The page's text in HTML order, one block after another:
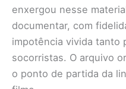
enxergou nesse
documentar, com
impotência vivida tanto
socorristas. O arquivo
o ponto de partida da